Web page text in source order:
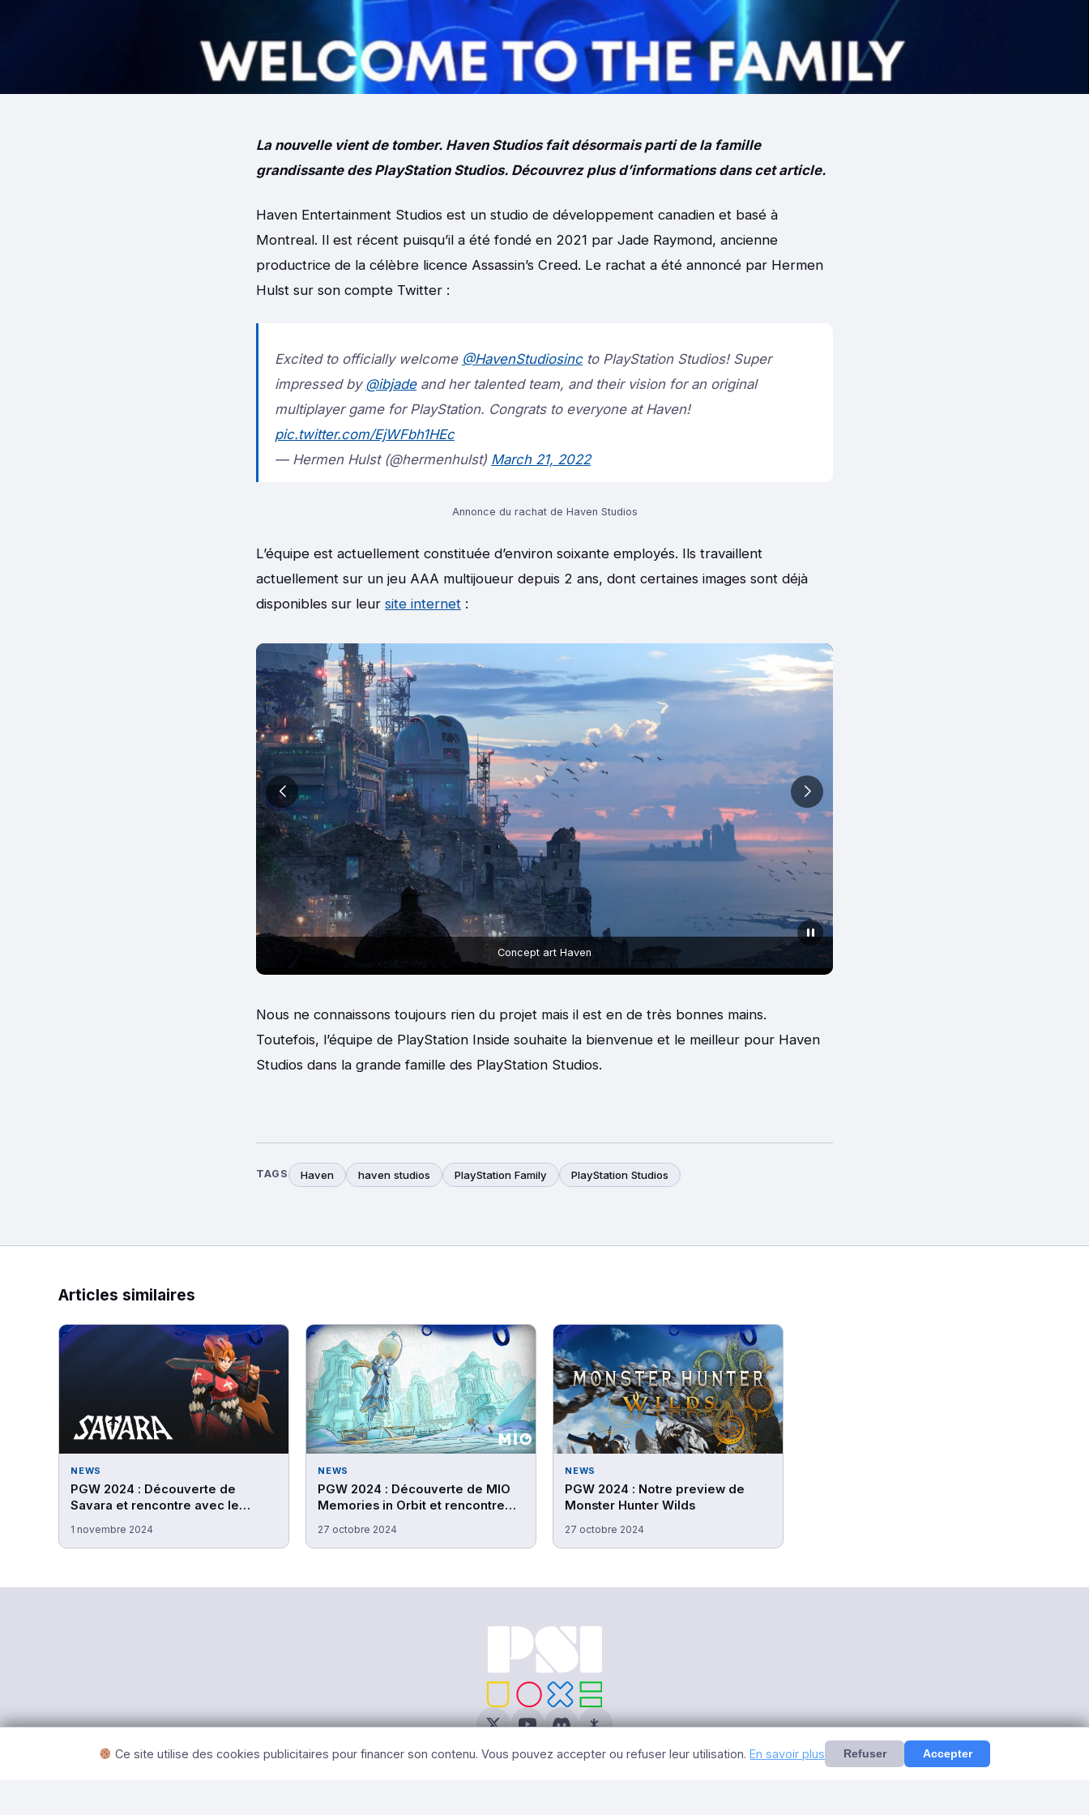
La nouvelle vient de tomber. Haven Studios fait désormais parti de la famille
grandissante des PlayStation Studios. Découvrez plus d’informations dans cet article.
Haven Entertainment Studios est un studio de développement canadien et basé à
Montreal. Il est récent puisqu’il a été fondé en 2021 par Jade Raymond, ancienne
productrice de la célèbre licence Assassin’s Creed. Le rachat a été annoncé par Hermen
Hulst sur son compte Twitter :
Excited to officially welcome @HavenStudiosincto PlayStation Studios! Super
impressed by @ibjadeand her talented team, and their vision for an original
multiplayer game for PlayStation. Congrats to everyone at Haven!
pic.twitter.com/EjWFbh1HEc
— Hermen Hulst (@hermenhulst) March 21, 2022
Annonce du rachat de Haven Studios
L’équipe est actuellement constituée d’environ soixante employés. Ils travaillent
actuellement sur un jeu AAA multijoueur depuis 2 ans, dont certaines images sont déjà
disponibles sur leur site internet :
Concept art Haven
Nous ne connaissons toujours rien du projet mais il est en de très bonnes mains.
Toutefois, l’équipe de PlayStation Inside souhaite la bienvenue et le meilleur pour Haven
Studios dans la grande famille des PlayStation Studios.
TAGS Haven haven studios PlayStation Family PlayStation Studios
Articles similaires
NEWS
PGW 2024 : Découverte de
Savara et rencontre avec le
1 novembre 2024
NEWS
PGW 2024 : Découverte de MIO
Memories in Orbit et rencontre
27 octobre 2024
NEWS
PGW 2024 : Notre preview de
Monster Hunter Wilds
27 octobre 2024
© 2026 PSI – Tous Droits Réservés | Mentions légales | Gérer les cookies
Ce site utilise des cookies publicitaires pour financer son contenu. Vous pouvez accepter ou refuser leur utilisation.En savoir plus Refuser Accepter